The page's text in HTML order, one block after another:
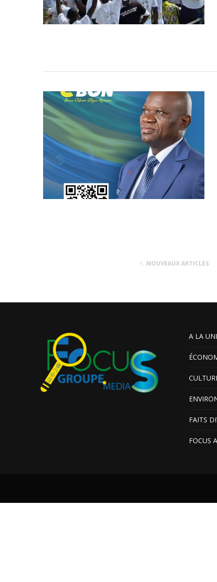
NOUVEAUX ARTICLES
A LA
FAITS
FOCUS